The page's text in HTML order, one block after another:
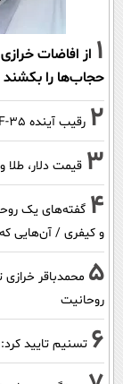
1
حجاب‌ها را بکشند
2 رقیب آینده F-35 چه مشخصاتی دارد؟
3 قیمت دلار، طلا و سکه شنبه ۱۷
4
و کیفری / آن‌هایی که می‌خواهند به ۲۵۰
5 محمدباقر
روحانیت
6 تسنیم تایید